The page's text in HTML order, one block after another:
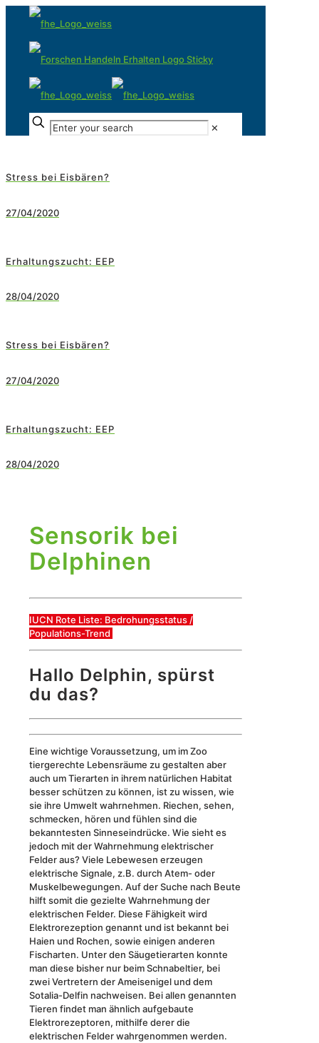
✕
Stress bei Eisbären?
27/04/2020
Erhaltungszucht: EEP
28/04/2020
Stress bei Eisbären?
27/04/2020
Erhaltungszucht: EEP
28/04/2020
Sensorik bei
Delphinen
IUCN Rote Liste: Bedrohungsstatus /
Populations-Trend
Hallo Delphin, spürst
du das?
Eine wichtige Voraussetzung, um im Zoo
tiergerechte Lebensräume zu gestalten aber
auch um Tierarten in ihrem natürlichen Habitat
besser schützen zu können, ist zu wissen, wie
sie ihre Umwelt wahrnehmen. Riechen, sehen,
schmecken, hören und fühlen sind die
bekanntesten Sinneseindrücke. Wie sieht es
jedoch mit der Wahrnehmung elektrischer
Felder aus? Viele Lebewesen erzeugen
elektrische Signale, z.B. durch Atem- oder
Muskelbewegungen. Auf der Suche nach Beute
hilft somit die gezielte Wahrnehmung der
elektrischen Felder. Diese Fähigkeit wird
Elektrorezeption genannt und ist bekannt bei
Haien und Rochen, sowie einigen anderen
Fischarten. Unter den Säugetierarten konnte
man diese bisher nur beim Schnabeltier, bei
zwei Vertretern der Ameisenigel und dem
Sotalia-Delfin nachweisen. Bei allen genannten
Tieren findet man ähnlich aufgebaute
Elektrorezeptoren, mithilfe derer die
elektrischen Felder wahrgenommen werden.